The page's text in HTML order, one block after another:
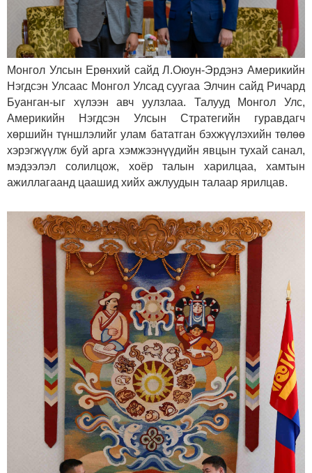
Монгол Улсын Ерөнхий сайд Л.Оюун-Эрдэнэ Америкийн
Нэгдсэн Улсаас Монгол Улсад суугаа Элчин сайд Ричард
Буанган-ыг хүлээн авч уулзлаа. Талууд Монгол Улс,
Америкийн Нэгдсэн Улсын Стратегийн гуравдагч
хөршийн түншлэлийг улам бататган бэхжүүлэхийн төлөө
хэрэгжүүлж буй арга хэмжээнүүдийн явцын тухай санал,
мэдээлэл солилцож, хоёр талын харилцаа, хамтын
ажиллагаанд цаашид хийх ажлуудын талаар ярилцав.